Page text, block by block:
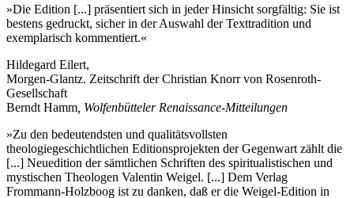
»Die Edition [...] präsentiert sich in jeder Hinsicht sorgfältig: Sie ist
bestens gedruckt, sicher in der Auswahl der Texttradition und
exemplarisch kommentiert.«
Hildegard Eilert,
Morgen-Glantz. Zeitschrift der Christian Knorr von Rosenroth-
Gesellschaft
Berndt Hamm , Wolfenbütteler Renaissance-Mitteilungen
»Zu den bedeutendsten und qualitätsvollsten
theologiegeschichtlichen Editionsprojekten der Gegenwart zählt die
[...] Neuedition der sämtlichen Schriften des spiritualistischen und
mystischen Theologen Valentin Weigel. [...] Dem Verlag
Frommann-Holzboog ist zu danken, daß er die Weigel-Edition in